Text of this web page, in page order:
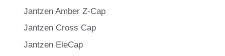
Jantzen Amber Z-Cap
Jantzen Cross Cap
Jantzen EleCap